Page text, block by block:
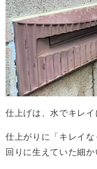
仕上げは、水でキレイ
仕上がりに「キレイ
回りに生えていた細か